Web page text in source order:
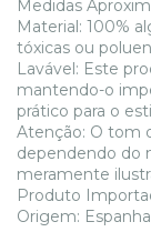
Medidas
Material: 100%
tóxicas ou
Lavável: Este
mantendo-o
prático para o
Atenção: O tom
dependendo do
meramente
Produto
Origem: Espanha